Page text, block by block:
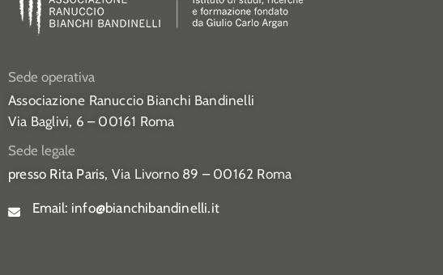
Sede operativa
Associazione Ranuccio Bianchi Bandinelli
Via Baglivi, 6 – 00161 Roma
Sede legale
presso Rita Paris, Via Livorno 89 – 00162 Roma
Email: info@bianchibandinelli.it